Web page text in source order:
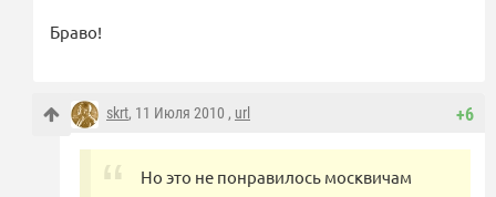
Браво!
+6
skrt, 11 Июля 2010 , url
Но это не понравилось москвичам